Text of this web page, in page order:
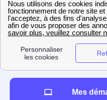
Edf Vaucluse
Mes